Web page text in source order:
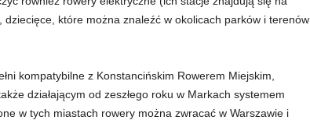
dziecięce, które można znaleźć w okolicach parków i terenów
kompatybilne z Konstancińskim Rowerem Miejskim,
działającym od zeszłego roku w Markach systemem
w tych miastach rowery można zwracać w Warszawie i